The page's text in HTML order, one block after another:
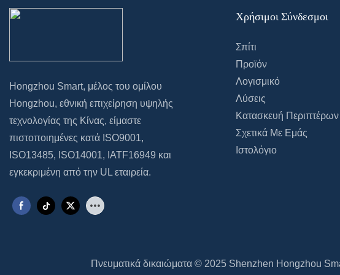
να μετακινηθούν κατά
σας οπουδήποτε. Είτε
βρίσκεστε στο σαλόνι, το
υπνοδωμάτιο, την κουζίνα,
ακόμα και στο γραφείο και το
κάμπινγκ. Σας ικανοποιεί
πραγματικά με τη χρήση
πολλαπλών χώρων.
δεσμά των καλωδίων. Σας
Hongzhou Smart, μέλος του ομίλου
Hongzhou, εθνική επιχείρηση υψηλής
τεχνολογίας της Κίνας, είμαστε
πιστοποιημένες κατά ISO9001,
ISO13485, ISO14001, IATF16949 και
εγκεκριμένη από την UL εταιρεία.
Χρήσιμοι Σύνδεσμοι
Σπίτι
Προϊόν
Λογισμικό
Λύσεις
Κατασκευή Περιπτέρων
Σχετικά Με Εμάς
Ιστολόγιο
Πνευματικά δικαιώματα © 2025 Shenzhen Hongzhou